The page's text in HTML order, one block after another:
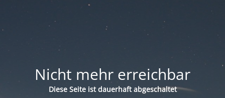
Nicht mehr erreichbar
Diese Seite ist dauerhaft abgeschaltet